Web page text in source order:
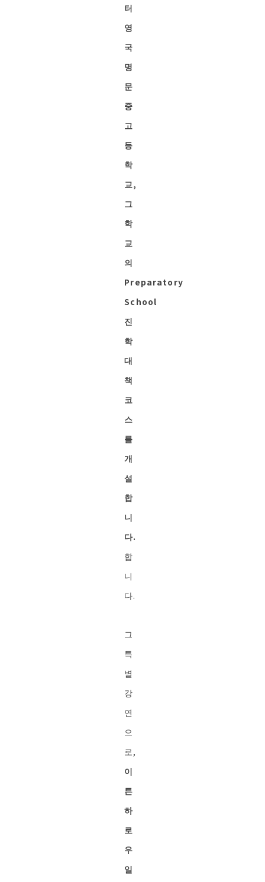
터
영
국
명
문
중
고
등
학
교,
그
학
교
의
Preparatory
School
진
학
대
책
코
스
를
개
설
합
니
다.
합
니
다.
그
특
별
강
연
으
로,
이
튼
하
로
우
일